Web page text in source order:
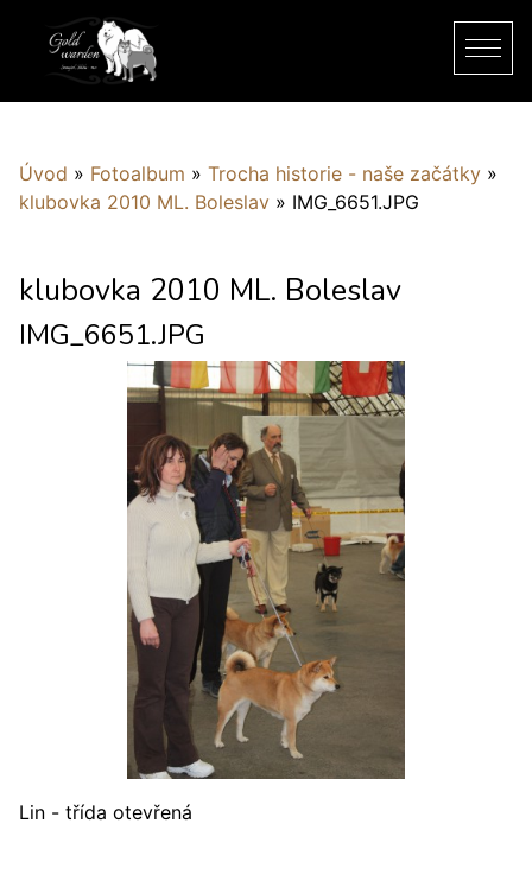
Úvod » Fotoalbum » Trocha historie - naše začátky »
klubovka 2010 ML. Boleslav » IMG_6651.JPG
klubovka 2010 ML. Boleslav
IMG_6651.JPG
Lin - třída otevřená